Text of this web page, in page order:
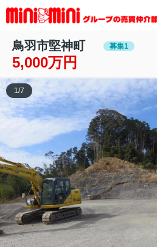
鳥羽市堅神町 募集1
5,000万円
1/7